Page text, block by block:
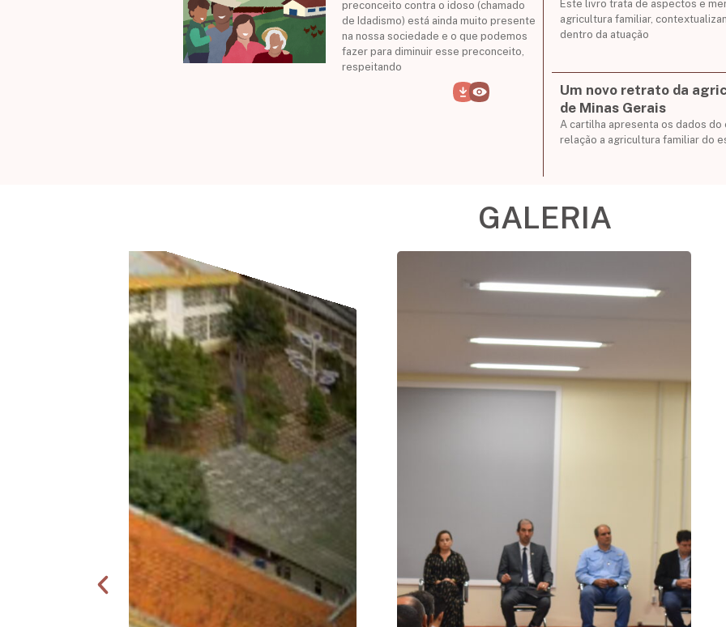
preconceito contra o idoso (chamado
de Idadismo) está ainda muito presente
na nossa sociedade e o que podemos
fazer para diminuir esse preconceito,
respeitando
Este livro trata de aspectos e
agricultura familiar,
dentro da atuação
Um novo retrato da
de Minas Gerais
A cartilha apresenta os dados
relação a agricultura familiar do
GALERIA